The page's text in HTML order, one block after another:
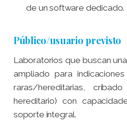
de un software dedicado.
Público/usuario previsto
Laboratorios que buscan
ampliado para
raras/hereditarias,
hereditario) con
soporte integral.